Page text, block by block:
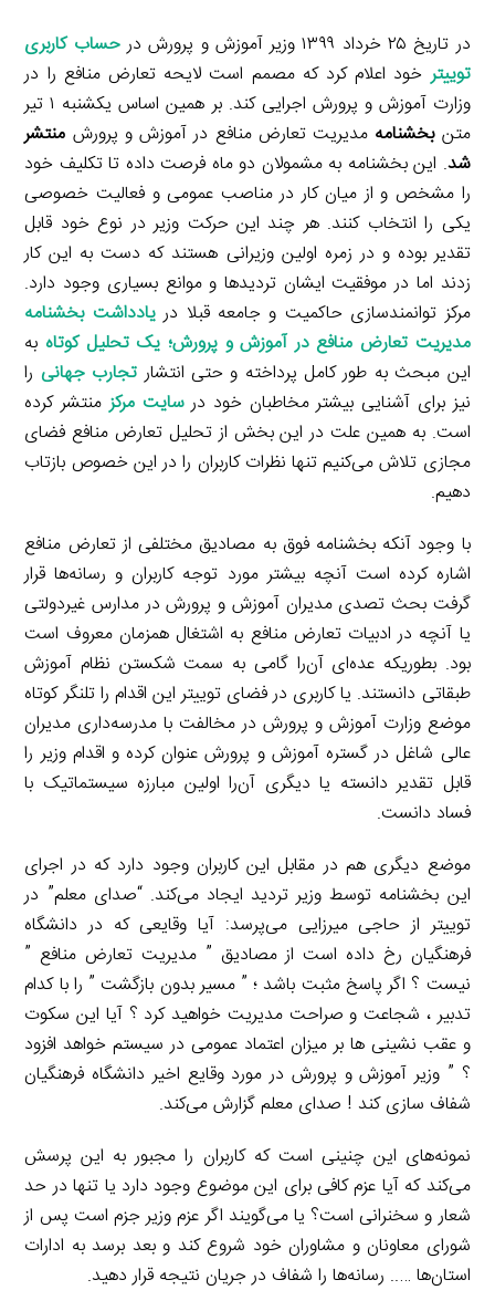
در تاریخ ۲۵ خرداد ۱۳۹۹ وزیر آموزش و پرورش در
حساب کاربری
توییترخود اعلام کرد که مصمم است لایحه تعارض منافع را در
وزارت آموزش و پرورش اجرایی کند. بر همین اساس یکشنبه ۱ تیر
متن بخشنامه مدیریت تعارض منافع در آموزش و پرورش منتشر
شد. این بخشنامه به مشمولان دو ماه فرصت داده تا تکلیف خود
را مشخص و از میان کار در مناصب عمومی و فعالیت خصوصی
یکی را انتخاب کنند. هر چند این حرکت وزیر در نوع خود قابل
تقدیر بوده و در زمره اولین وزیرانی هستند که دست به این کار
زدند اما در موفقیت ایشان تردیدها و موانع بسیاری وجود دارد.
مرکز توانمندسازی حاکمیت و جامعه قبلا دریادداشت بخشنامه
مدیریت تعارض منافع در آموزش و پرورش؛ یک تحلیل کوتاه به
این مبحث به طور کامل پرداخته و حتی انتشار تجارب جهانی را
نیز برای آشنایی بیشتر مخاطبان خود درسایت مرکزمنتشر کرده
است. به همین علت در این بخش از تحلیل تعارض منافع فضای
مجازی تلاش می‌کنیم تنها نظرات کاربران را در این خصوص بازتاب
دهیم.
با وجود آنکه بخشنامه فوق به مصادیق مختلفی از تعارض منافع
اشاره کرده است آنچه بیشتر مورد توجه کاربران و رسانه‌ها قرار
گرفت بحث تصدی مدیران آموزش و پرورش در مدارس غیردولتی
یا آنچه در ادبیات تعارض منافع به اشتغال همزمان معروف است
بود. بطوریکه عده‌ای آن‌را گامی به سمت شکستن نظام آموزش
طبقاتی دانستند. یا کاربری در فضای توییتر این اقدام را تلنگر کوتاه
موضع وزارت آموزش و پرورش در مخالفت با مدرسه‌داری مدیران
عالی شاغل در گستره آموزش و پرورش عنوان کرده و اقدام وزیر را
قابل تقدیر دانسته یا دیگری آن‌را اولین مبارزه سیستماتیک با
فساد دانست.
موضع دیگری هم در مقابل این کاربران وجود دارد که در اجرای
این بخشنامه توسط وزیر تردید ایجاد می‌کند. “صدای معلم” در
توییتر از حاجی میرزایی می‌پرسد: آیا وقایعی که در دانشگاه
فرهنگیان رخ داده است از مصادیق ” مدیریت تعارض منافع ”
نیست ؟ اگر پاسخ مثبت باشد ؛ ” مسیر بدون بازگشت ” را با کدام
تدبیر ، شجاعت و صراحت مدیریت خواهید کرد ؟ آیا این سکوت
و عقب نشینی ها بر میزان اعتماد عمومی در سیستم خواهد افزود
؟ ” وزیر آموزش و پرورش در مورد وقایع اخیر دانشگاه فرهنگیان
شفاف سازی کند ! صدای معلم گزارش می‌کند.
نمونه‌های این چنینی است که کاربران را مجبور به این پرسش
می‌کند که آیا عزم کافی برای این موضوع وجود دارد یا تنها در حد
شعار و سخنرانی است؟ یا می‌گویند اگر عزم وزیر جزم است پس از
شورای معاونان و مشاوران خود شروع کند و بعد برسد به ادارات
استان‌ها ….. رسانه‌ها را شفاف در جریان نتیجه قرار دهید.